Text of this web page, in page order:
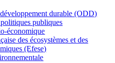
durable (ODD)
publiques
économique
des écosystèmes et des
(Efese)